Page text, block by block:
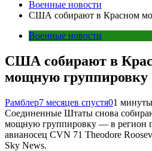
Военные новости
США собирают в Красном
Военные новости
США собирают в
мощную группировку
Рамблер7 месяцев спустя01 минуты
Соединенные Штаты снова
мощную группировку — в регион
авианосец CVN 71 Theodore
Sky News.